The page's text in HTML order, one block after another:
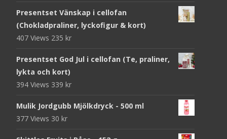
Presentset Vänskap i cellofan
(Chokladpraliner, lyckofigur & kort)
407 Views 235 kr
Presentset God Jul i cellofan (Te, praliner,
lykta och kort)
394 Views 339 kr
Mulik Jordgubb Mjölkdryck - 500 ml
377 Views 30 kr